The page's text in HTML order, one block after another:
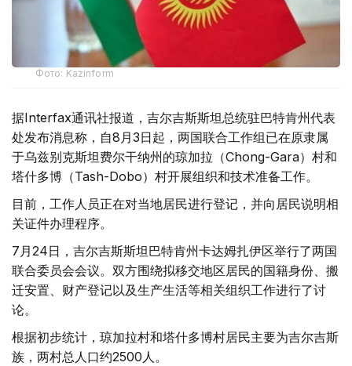
Фото: Kazinform
据Interfax通讯社报道，吉尔吉斯斯坦总统驻巴特肯州代表
处发布消息称，自8月3日起，两国联合工作组已在原隶属
于乌兹别克斯坦费尔干纳州的琼加拉（Chong-Gara）村和
塔什多博（Tash-Dobo）村开展组织和技术准备工作。
目前，工作人员正在对当地居民进行登记，并向居民说明相
关证件办理程序。
7月24日，吉尔吉斯斯坦巴特肯州卡达姆扎伊区举行了两国
联合委员会会议。双方围绕拟移交地区居民的国籍身份、搬
迁安置、财产登记以及生产生活等相关组织工作进行了讨
论。
根据初步统计，琼加拉村和塔什多博村居民主要为吉尔吉斯
族，两村总人口约2500人。